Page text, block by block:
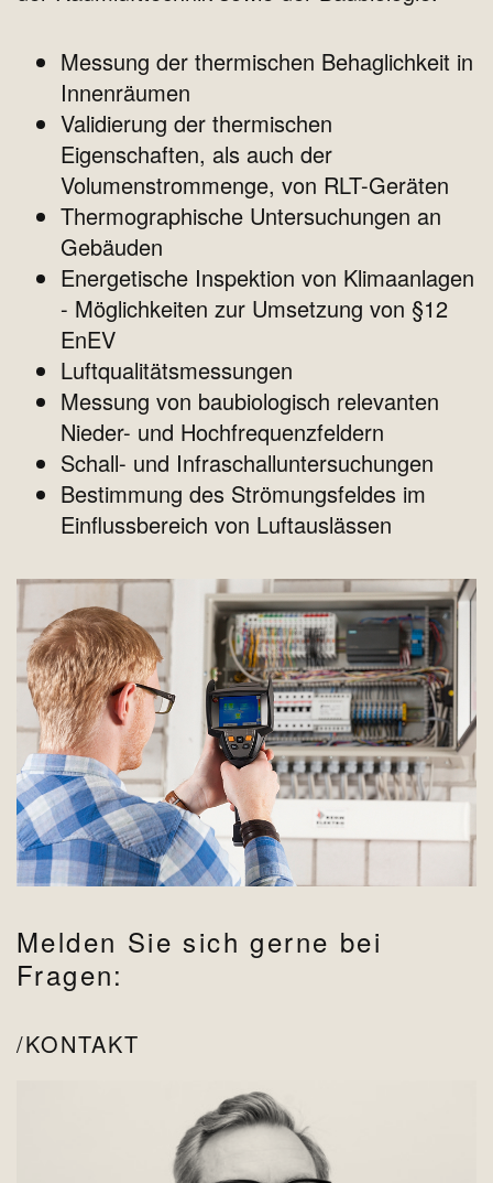
Messung der thermischen Behaglichkeit in
Innenräumen
Validierung der thermischen
Eigenschaften, als auch der
Volumenstrommenge, von RLT-Geräten
Thermographische Untersuchungen an
Gebäuden
Energetische Inspektion von Klimaanlagen
- Möglichkeiten zur Umsetzung von §12
EnEV
Luftqualitätsmessungen
Messung von baubiologisch relevanten
Nieder- und Hochfrequenzfeldern
Schall- und Infraschalluntersuchungen
Bestimmung des Strömungsfeldes im
Einflussbereich von Luftauslässen
Melden Sie sich gerne bei
Fragen:
KONTAKT